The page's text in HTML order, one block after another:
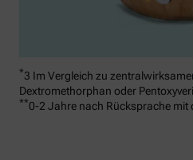
*3 Im Vergleich zu
Dextromethorphan oder
**0-2 Jahre nach Rücksprache mit